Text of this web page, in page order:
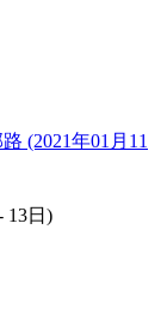
(2021年01月11
- 13日)
13日)